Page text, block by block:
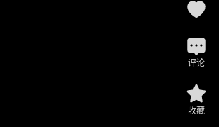
评论
收藏